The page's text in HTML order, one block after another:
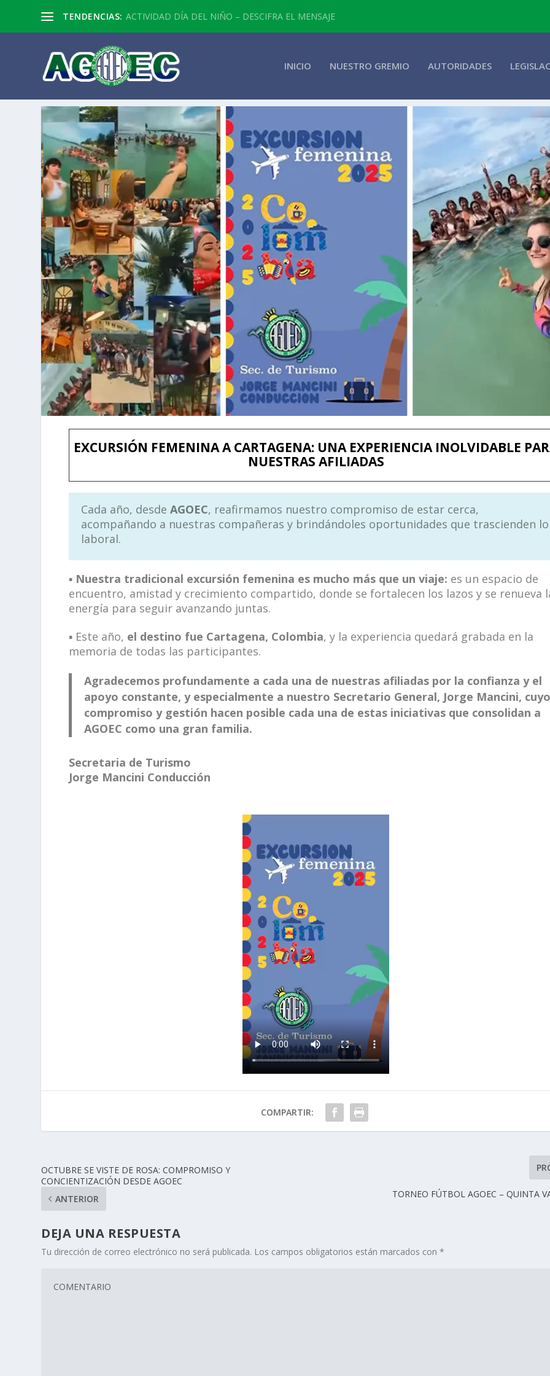
TENDENCIAS: ACTIVIDAD DÍA DEL NIÑO – DESCIFRA EL MENSAJE
INICIO NUESTRO GREMIO AUTORIDADES
EXCURSIÓN FEMENINA A CARTAGENA: UNA EXPERIENCIA INOLVIDABLE
NUESTRAS AFILIADAS
Cada año, desde AGOEC, reafirmamos nuestro compromiso de estar cerca,
acompañando a nuestras compañeras y brindándoles oportunidades que trascienden lo
laboral.
▪ Nuestra tradicional excursión femenina es mucho más que un viaje: es un espacio de
encuentro, amistad y crecimiento compartido, donde se fortalecen los lazos y se renueva
energía para seguir avanzando juntas.
▪ Este año, el destino fue Cartagena, Colombia, y la experiencia quedará grabada en la
memoria de todas las participantes.
Agradecemos profundamente a cada una de nuestras afiliadas por la confianza y el
apoyo constante, y especialmente a nuestro Secretario General, Jorge Mancini, cuyo
compromiso y gestión hacen posible cada una de estas iniciativas que consolidan a
AGOEC como una gran familia.
Secretaria de Turismo
Jorge Mancini Conducción
COMPARTIR:
OCTUBRE SE VISTE DE ROSA: COMPROMISO Y
CONCIENTIZACIÓN DESDE AGOEC
ANTERIOR
TORNEO FÚTBOL AGOEC – QUINTA
DEJA UNA RESPUESTA
Tu dirección de correo electrónico no será publicada. Los campos obligatorios están marcados con*